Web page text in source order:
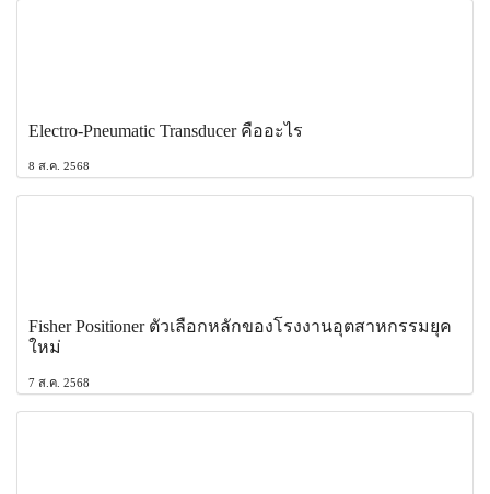
Electro-Pneumatic Transducer คืออะไร
8 ส.ค. 2568
Fisher Positioner ตัวเลือกหลักของโรงงานอุตสาหกรรมยุค
ใหม่
7 ส.ค. 2568